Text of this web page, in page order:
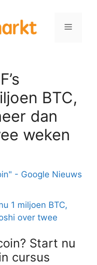
Menu
BTC,
dan
weken
- Google Nieuws
1 miljoen BTC,
over twee
Start nu
cursus